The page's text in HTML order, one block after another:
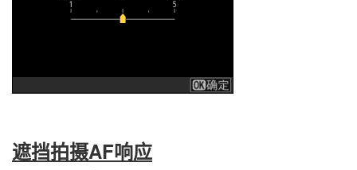
遮挡拍摄AF响应